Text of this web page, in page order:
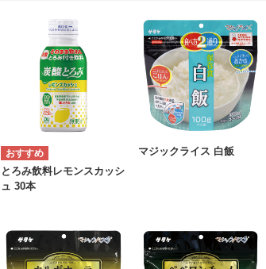
とろみ飲料レモンスカッシ
ュ 30本
マジックライス 白飯